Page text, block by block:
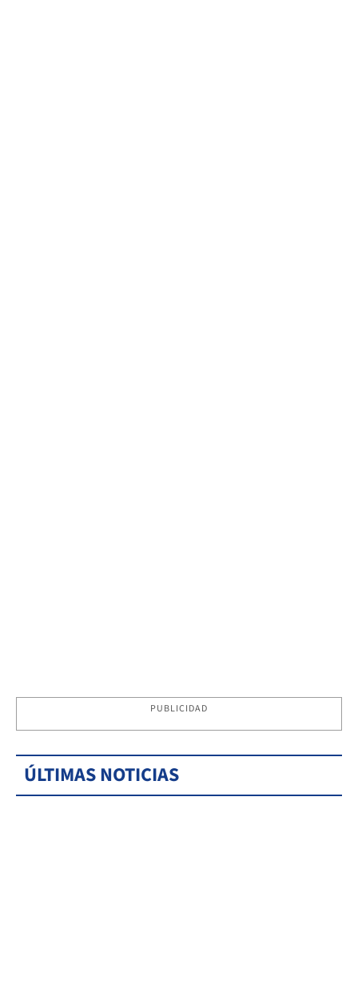
PUBLICIDAD
ÚLTIMAS NOTICIAS